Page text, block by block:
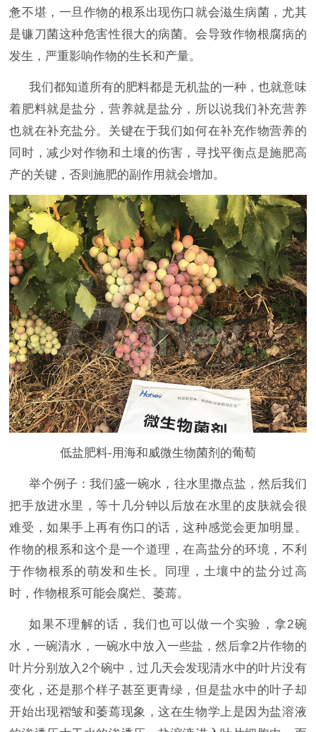
惫不堪， 一旦作物的根系出现伤口就会滋生病菌，尤其
是镰刀菌这种危害性很大的病菌。会导致作物根腐病的
发生，严重影响作物的生长和产量。
我们都知道所有的肥料都是无机盐的一种，也就意味
着肥料就是盐分，营养就是盐分，所以说我们补充营养
也就在补充盐分。关键在于我们如何在补充作物营养的
同时，减少对作物和土壤的伤害，寻找平衡点是施肥高
产的关键，否则施肥的副作用就会增加。
低盐肥料-用海和威微生物菌剂的葡萄
举个例子：我们盛一碗水，往水里撒点盐，然后我们
把手放进水里，等十几分钟以后放在水里的皮肤就会很
难受，如果手上再有伤口的话，这种感觉会更加明显。
作物的根系和这个是一个道理，在高盐分的环境，不利
于作物根系的萌发和生长。同理，土壤中的盐分过高
时，作物根系可能会腐烂、萎蔫。
如果不理解的话，我们也可以做一个实验，拿2碗
水，一碗清水，一碗水中放入一些盐，然后拿2片作物的
叶片分别放入2个碗中，过几天会发现清水中的叶片没有
变化，还是那个样子甚至更青绿，但是盐水中的叶子却
开始出现褶皱和萎蔫现象，这在生物学上是因为盐溶液